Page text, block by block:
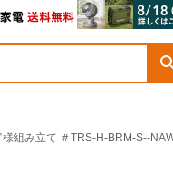
様組み立て ＃TRS-H-BRM-S--